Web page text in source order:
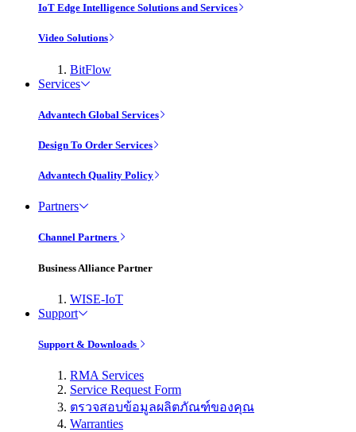
IoT Edge Intelligence Solutions and Services
Video Solutions
BitFlow
Services
Advantech Global Services
Design To Order Services
Advantech Quality Policy
Partners
Channel Partners
Business Alliance Partner
WISE-IoT
Support
Support & Downloads
RMA Services
Service Request Form
ตรวจสอบข้อมูลผลิตภัณฑ์ของคุณ
Warranties